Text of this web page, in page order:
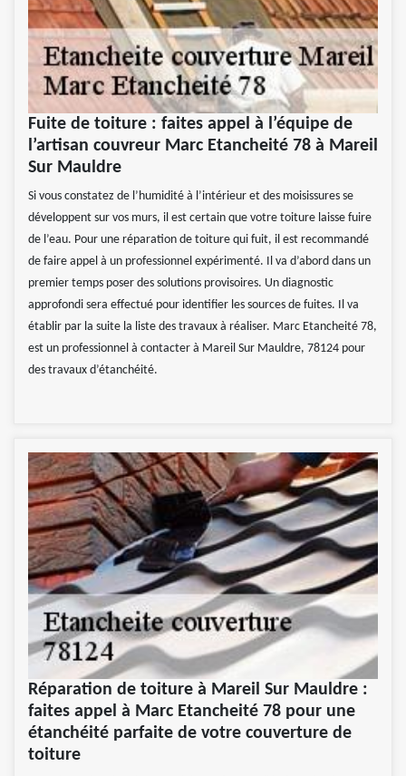
Fuite de toiture : faites appel à l’équipe de
l’artisan couvreur Marc Etancheité 78 à Mareil
Sur Mauldre
Si vous constatez de l’humidité à l’intérieur et des moisissures se
développent sur vos murs, il est certain que votre toiture laisse fuire
de l’eau. Pour une réparation de toiture qui fuit, il est recommandé
de faire appel à un professionnel expérimenté. Il va d’abord dans un
premier temps poser des solutions provisoires. Un diagnostic
approfondi sera effectué pour identifier les sources de fuites. Il va
établir par la suite la liste des travaux à réaliser. Marc Etancheité 78,
est un professionnel à contacter à Mareil Sur Mauldre, 78124 pour
des travaux d’étanchéité.
Réparation de toiture à Mareil Sur Mauldre :
faites appel à Marc Etancheité 78 pour une
étanchéité parfaite de votre couverture de
toiture